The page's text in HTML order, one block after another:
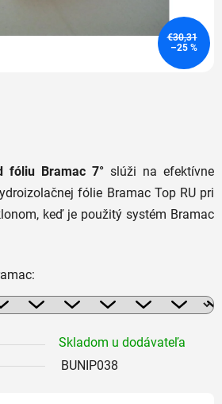
fóliu Bramac 7° slúži na efektívne
fólie Bramac Top RU pri
keď je použitý systém Bramac
Skladom u dodávateľa
BUNIP038
€30,31
–25 %